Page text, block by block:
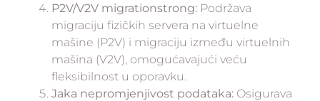
P2V/V2V migrationstrong: Podržava
migraciju fizičkih servera na virtuelne
mašine (P2V) i migraciju između virtuelnih
mašina (V2V), omogućavajući veću
fleksibilnost u oporavku.
Jaka nepromjenjivost podataka: Osigurava